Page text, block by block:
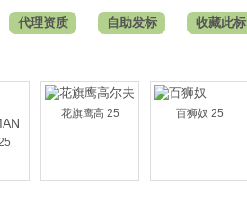
收藏此标
自助发标
代理资质
花旗鹰高 25 百狮奴 25